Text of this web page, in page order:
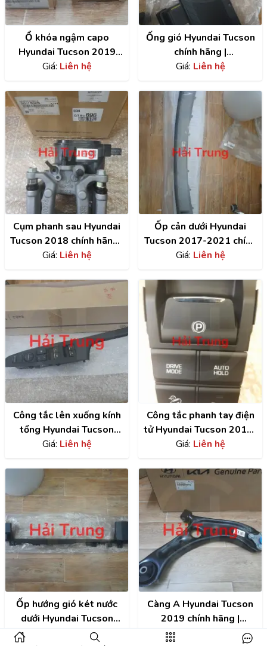
Ổ khóa ngậm capo
Hyundai Tucson 2019
chính hãng |
81130D3400
Giá: Liên hệ
Ống gió Hyundai Tucson
chính hãng |
28210D3200
Giá: Liên hệ
Cụm phanh sau Hyundai
Tucson 2018 chính hãng |
58311D3A70
Giá: Liên hệ
Ốp cản dưới Hyundai
Tucson 2017-2021 chính
hãng | 86565D3500
Giá: Liên hệ
Công tắc lên xuống kính
tổng Hyundai Tucson
2015 | 93570D30004X
Giá: Liên hệ
Công tắc phanh tay điện
tử Hyundai Tucson 2015-
2021| 93300D30604X
Giá: Liên hệ
Ốp hướng gió két nước
dưới Hyundai Tucson
2015-2019 | 291503500
Liên hệ
Càng A Hyundai Tucson
2019 chính hãng |
54501D9000